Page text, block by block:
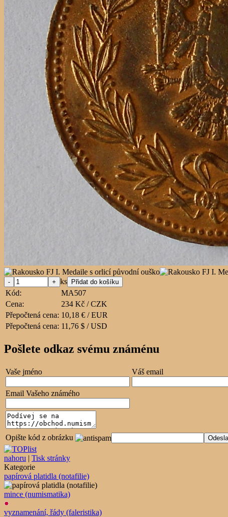
ks
Kód:
MA507
Cena:
234 Kč / CZK
Přepočtená cena: 10,18 € / EUR
Přepočtená cena: 11,76 $ / USD
Pošlete odkaz svému známénu
Vaše jméno Váš email
Email Vašeho známého
Opište kód z obrázku
nahoru | Tisk stránky
Kategorie
papírová platidla (notafilie)
mince (numismatika)
vyznamenání, řády (faleristika)